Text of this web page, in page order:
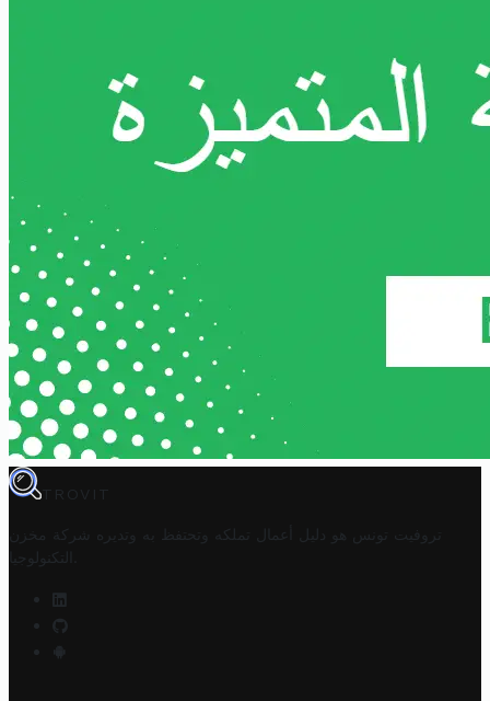
TROVIT
تروفيت تونس هو دليل أعمال تملكه وتحتفظ به وتديره
شركة مخزن
التكنولوجيا